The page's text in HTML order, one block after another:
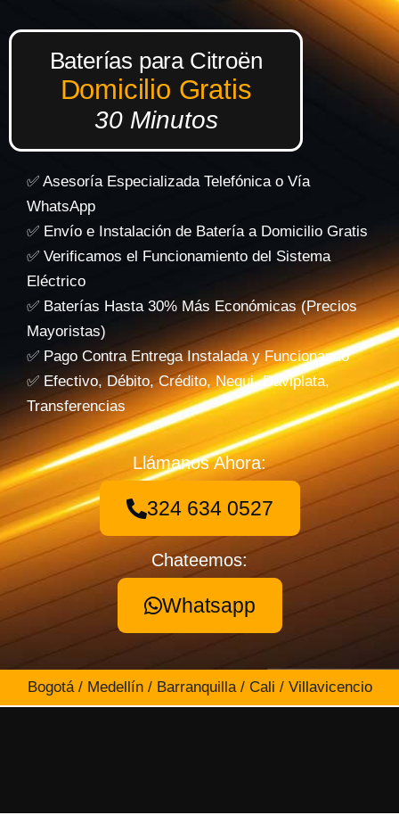
✅ Asesoría Especializada Telefónica o Vía
WhatsApp
✅ Envío e Instalación de Batería a Domicilio Gratis
✅ Verificamos el Funcionamiento del Sistema
Eléctrico
✅ Baterías Hasta 30% Más Económicas (Precios
Mayoristas)
✅ Pago Contra Entrega Instalada y Funcionando
✅ Efectivo, Débito, Crédito, Nequi, Daviplata,
Transferencias
Llámanos Ahora:
324 634 0527
Chateemos:
Whatsapp
Baterías para Citroën
Domicilio Gratis
30 Minutos
Bogotá / Medellín / Barranquilla / Cali / Villavicencio